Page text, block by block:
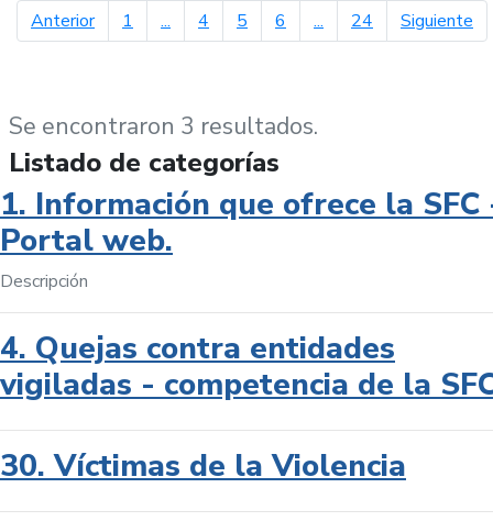
Anteriorpágina anterior
1 ... 4 5 6 ... 24 Siguiente
Se encontraron 3 resultados.
Listado de categorías
1. Información que ofrece la SFC
Portal web.
Descripción
4. Quejas contra entidades
vigiladas - competencia de la
30. Víctimas de la Violencia